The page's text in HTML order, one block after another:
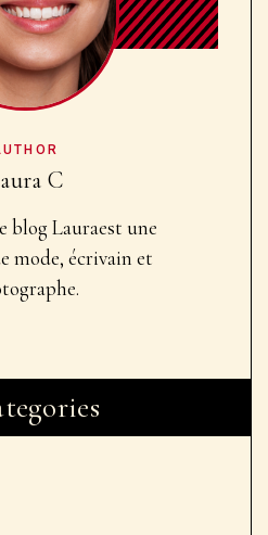
C
blog Lauraest une
mode, écrivain et